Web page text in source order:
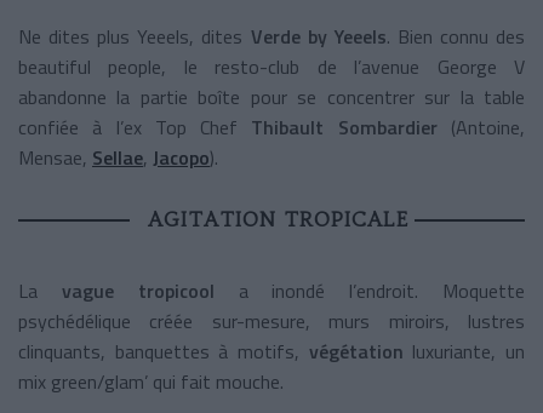
Ne dites plus Yeeels, dites Verde by Yeeels. Bien connu des
beautiful people, le resto-club de l’avenue George V
abandonne la partie boîte pour se concentrer sur la table
confiée à l’ex Top Chef Thibault Sombardier(Antoine,
Mensae, Sellae, Jacopo).
AGITATION TROPICALE
La vague tropicool a inondé l’endroit. Moquette
psychédélique créée sur-mesure, murs miroirs, lustres
clinquants, banquettes à motifs, végétation luxuriante, un
mix green/glam’ qui fait mouche.